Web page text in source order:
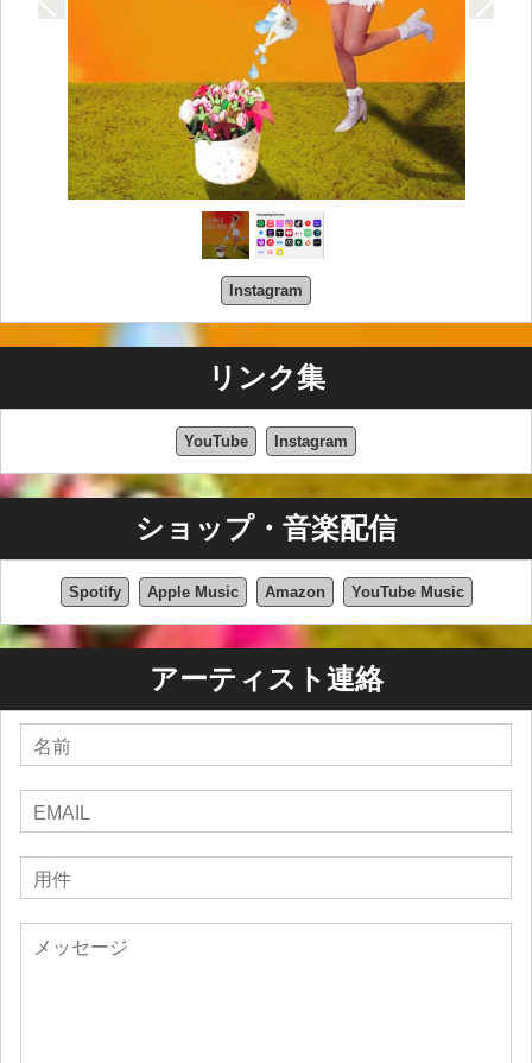
Instagram
リンク集
YouTube Instagram
ショップ・音楽配信
Spotify Apple Music Amazon YouTube Music
アーティスト連絡